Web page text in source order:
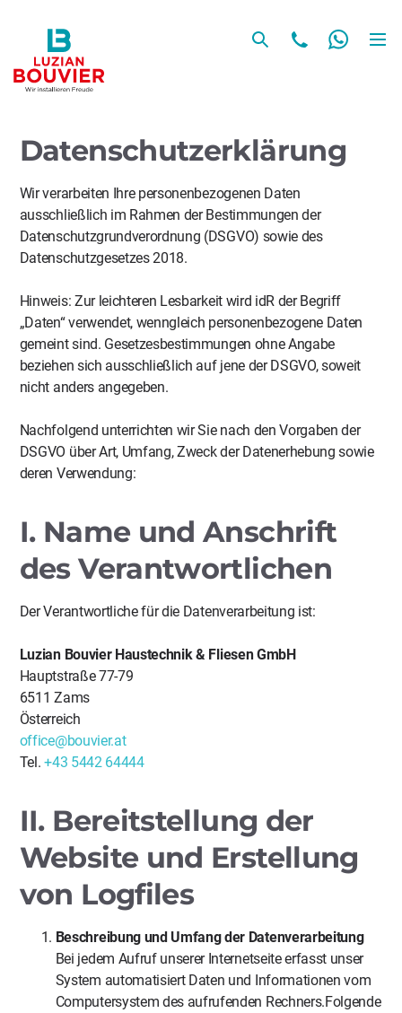
Datenschutzerklärung
Wir verarbeiten Ihre personenbezogenen Daten
ausschließlich im Rahmen der Bestimmungen der
Datenschutzgrundverordnung (DSGVO) sowie des
Datenschutzgesetzes 2018.
Hinweis: Zur leichteren Lesbarkeit wird idR der Begriff
„Daten“ verwendet, wenngleich personenbezogene Daten
gemeint sind. Gesetzesbestimmungen ohne Angabe
beziehen sich ausschließlich auf jene der DSGVO, soweit
nicht anders angegeben.
Nachfolgend unterrichten wir Sie nach den Vorgaben der
DSGVO über Art, Umfang, Zweck der Datenerhebung sowie
deren Verwendung:
I. Name und Anschrift
des Verantwortlichen
Der Verantwortliche für die Datenverarbeitung ist:
Luzian Bouvier Haustechnik & Fliesen GmbH
Hauptstraße 77-79
6511 Zams
Österreich
office@bouvier.at
Tel.+43 5442 64444
II. Bereitstellung der
Website und Erstellung
von Logfiles
Beschreibung und Umfang der Datenverarbeitung
Bei jedem Aufruf unserer Internetseite erfasst unser
System automatisiert Daten und Informationen vom
Computersystem des aufrufenden Rechners.Folgende